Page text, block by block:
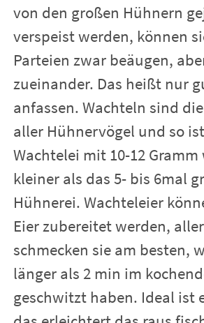
von den großen Hühnern
verspeist werden, können
Parteien zwar beäugen,
zueinander. Das heißt nur
anfassen. Wachteln sind
aller Hühnervögel und so
Wachtelei mit 10-12
kleiner als das 5- bis 6mal
Hühnerei. Wachteleier
Eier zubereitet werden,
schmecken sie am besten,
länger als 2 min im
geschwitzt haben. Ideal ist